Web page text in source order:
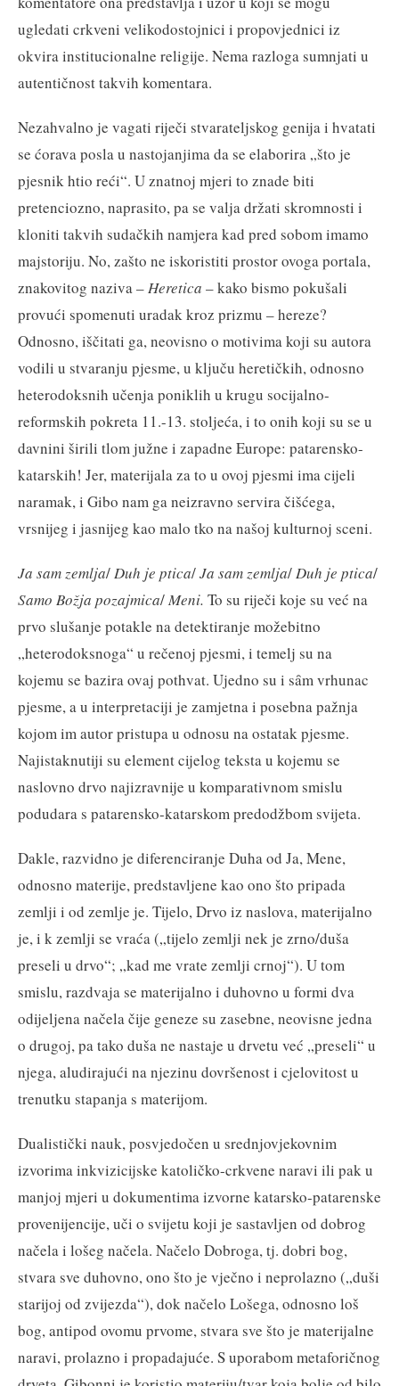
ugledati crkveni velikodostojnici i propovjednici iz
okvira institucionalne religije. Nema razloga sumnjati u
autentičnost takvih komentara.
Nezahvalno je vagati riječi stvarateljskog genija i hvatati
se ćorava posla u nastojanjima da se elaborira „što je
pjesnik htio reći“. U znatnoj mjeri to znade biti
pretenciozno, naprasito, pa se valja držati skromnosti i
kloniti takvih sudačkih namjera kad pred sobom imamo
majstoriju. No, zašto ne iskoristiti prostor ovoga portala,
znakovitog naziva –Heretica – kako bismo pokušali
provući spomenuti uradak kroz prizmu – hereze?
Odnosno, iščitati ga, neovisno o motivima koji su autora
vodili u stvaranju pjesme, u ključu heretičkih, odnosno
heterodoksnih učenja poniklih u krugu socijalno-
reformskih pokreta 11.-13. stoljeća, i to onih koji su se u
davnini širili tlom južne i zapadne Europe: patarensko-
katarskih! Jer, materijala za to u ovoj pjesmi ima cijeli
naramak, i Gibo nam ga neizravno servira čišćega,
vrsnijeg i jasnijeg kao malo tko na našoj kulturnoj sceni.
Ja sam zemlja/Duh je ptica/Ja sam zemlja/Duh je ptica/
Samo Božja pozajmica/Meni. To su riječi koje su već na
prvo slušanje potakle na detektiranje možebitno
„heterodoksnoga“ u rečenoj pjesmi, i temelj su na
kojemu se bazira ovaj pothvat. Ujedno su i sȃm vrhunac
pjesme, a u interpretaciji je zamjetna i posebna pažnja
kojom im autor pristupa u odnosu na ostatak pjesme.
Najistaknutiji su element cijelog teksta u kojemu se
naslovno drvo najizravnije u komparativnom smislu
podudara s patarensko-katarskom predodžbom svijeta.
Dakle, razvidno je diferenciranje Duha od Ja, Mene,
odnosno materije, predstavljene kao ono što pripada
zemlji i od zemlje je. Tijelo, Drvo iz naslova, materijalno
je, i k zemlji se vraća („tijelo zemlji nek je zrno/duša
preseli u drvo“; „kad me vrate zemlji crnoj“). U tom
smislu, razdvaja se materijalno i duhovno u formi dva
odijeljena načela čije geneze su zasebne, neovisne jedna
o drugoj, pa tako duša ne nastaje u drvetu već „preseli“ u
njega, aludirajući na njezinu dovršenost i cjelovitost u
trenutku stapanja s materijom.
Dualistički nauk, posvjedočen u srednjovjekovnim
izvorima inkvizicijske katoličko-crkvene naravi ili pak u
manjoj mjeri u dokumentima izvorne katarsko-patarenske
provenijencije, uči o svijetu koji je sastavljen od dobrog
načela i lošeg načela. Načelo Dobroga, tj. dobri bog,
stvara sve duhovno, ono što je vječno i neprolazno („duši
starijoj od zvijezda“), dok načelo Lošega, odnosno loš
bog, antipod ovomu prvome, stvara sve što je materijalne
naravi, prolazno i propadajuće. S uporabom metaforičnog